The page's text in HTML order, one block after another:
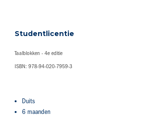
Studentlicentie
Taalblokken - 4e editie
ISBN: 978-94-020-7959-3
Duits
6 maanden